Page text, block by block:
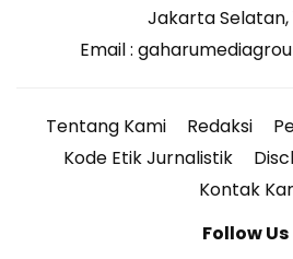
Jakarta Selatan,
Email :
Tentang Kami Redaksi
Kode Etik Jurnalistik
Kontak
Follow Us